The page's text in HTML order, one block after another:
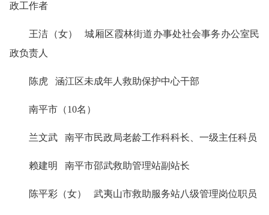
政工作者
王洁（女） 城厢区霞林街道办事处社会事务办公室民
政负责人
陈虎 涵江区未成年人救助保护中心干部
南平市（10名）
兰文武 南平市民政局老龄工作科科长、一级主任科员
赖建明 南平市邵武救助管理站副站长
陈平彩（女） 武夷山市救助服务站八级管理岗位职员